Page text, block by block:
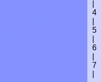
4
5
6
7